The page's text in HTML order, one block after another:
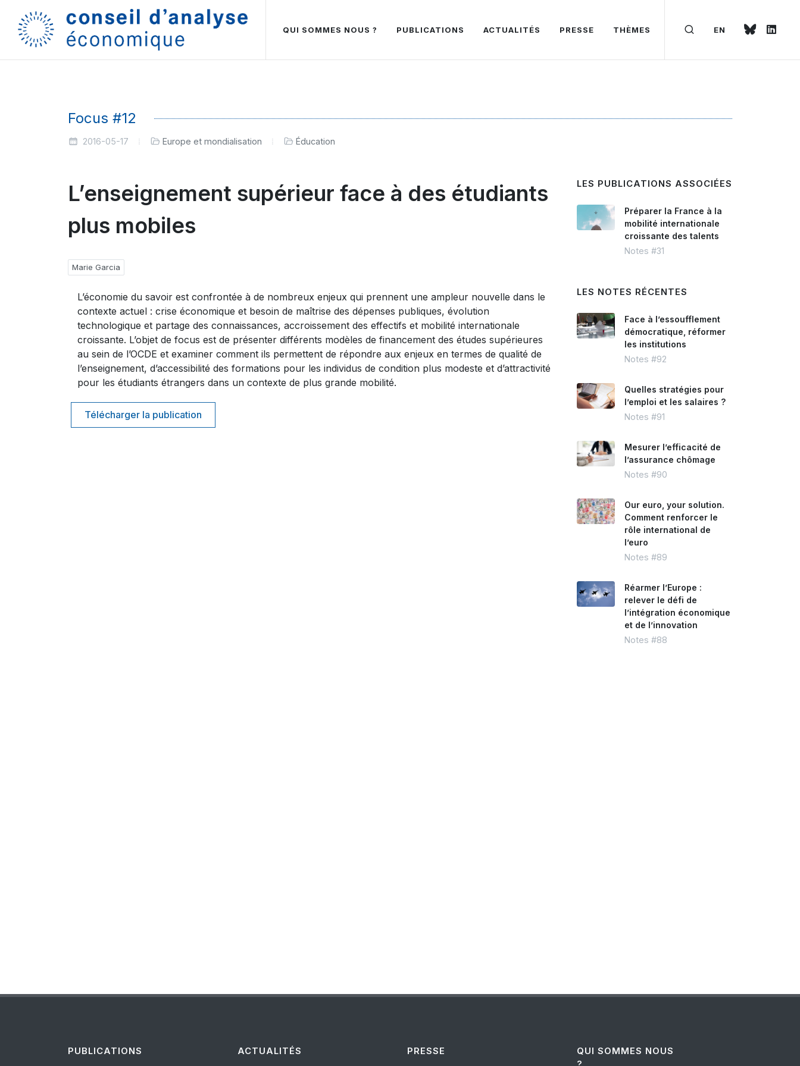
EN
QUI SOMMES NOUS ? PUBLICATIONS ACTUALITÉS PRESSE THÈMES
Focus #12
2016-05-17 Europe et mondialisation Éducation
L’enseignement supérieur face à des étudiants
plus mobiles
Marie Garcia
L’économie du savoir est confrontée à de nombreux enjeux qui prennent une ampleur nouvelle dans le
contexte actuel : crise économique et besoin de maîtrise des dépenses publiques, évolution
technologique et partage des connaissances, accroissement des effectifs et mobilité internationale
croissante. L’objet de focus est de présenter différents modèles de financement des études supérieures
au sein de l’OCDE et examiner comment ils permettent de répondre aux enjeux en termes de qualité de
l’enseignement, d’accessibilité des formations pour les individus de condition plus modeste et d’attractivité
pour les étudiants étrangers dans un contexte de plus grande mobilité.
Télécharger la publication
LES PUBLICATIONS ASSOCIÉES
Préparer la France à la
mobilité internationale
croissante des talents
Notes #31
LES NOTES RÉCENTES
Face à l’essoufflement
démocratique, réformer
les institutions
Notes #92
Quelles stratégies pour
l’emploi et les salaires ?
Notes #91
Mesurer l’efficacité de
l’assurance chômage
Notes #90
Our euro, your solution.
Comment renforcer le
rôle international de
l’euro
Notes #89
Réarmer l’Europe :
relever le défi de
l’intégration économique
et de l’innovation
Notes #88
PUBLICATIONS ACTUALITÉS PRESSE
QUI SOMMES NOUS